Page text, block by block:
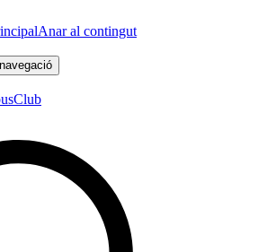
Anar al contingut
Club